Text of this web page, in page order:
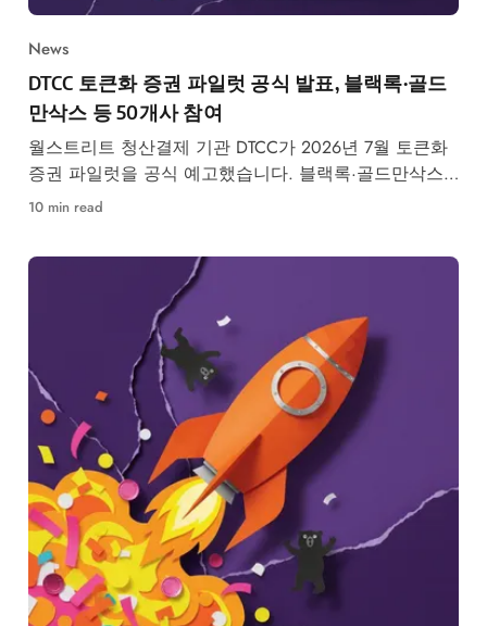
News
DTCC 토큰화 증권 파일럿 공식 발표, 블랙록·골드
만삭스 등 50개사 참여
월스트리트 청산결제 기관 DTCC가 2026년 7월 토큰화
증권 파일럿을 공식 예고했습니다. 블랙록·골드만삭스
등 50개사 참여, RWA 시장 구조 변화가 본격화됩니다.
10 min read